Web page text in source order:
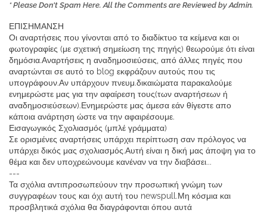
* Please Don't Spam Here. All the Comments are Reviewed by Admin.
ΕΠΙΣΗΜΑΝΣΗ
Οι αναρτήσεις που γίνονται από το διαδίκτυο τα κείμενα και οι
φωτογραφίες (με σχετική σημείωση της πηγής) θεωρούμε ότι είναι
δημόσια.Αναρτήσεις η αναδημοσιεύσεις, από άλλες πηγές που
αναρτώνται σε αυτό το blog εκφράζουν αυτούς που τις
υπογράφουν.Αν υπάρχουν πνευμ.δικαιώματα παρακαλούμε
ενημερώστε μας για την αφαίρεση τους(των αναρτήσεων ή
αναδημοσιεύσεων).Ενημερώστε μας άμεσα εάν θίγεστε απο
κάποια ανάρτηση ώστε να την αφαιρέσουμε.
Εισαγωγικός Σχολιασμός (μπλέ γράμματα)
Σε ορισμένες αναρτήσεις υπάρχει περίπτωση σαν πρόλογος να
υπάρχει δικός μας σχολιασμός.Αυτή είναι η δική μας άποψη για το
θέμα και δεν υποχρεώνουμε κανέναν να την διαβάσει...
---
Τα σχόλια αντιπροσωπεύουν την προσωπική γνώμη των
συγγραφέων τους και όχι αυτή του newspull.Μη κόσμια και
προσβλητικά σχόλια θα διαγράφονται όπου αυτά